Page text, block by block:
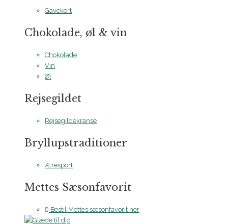
Gavekort
Chokolade, øl & vin
Chokolade
Vin
Øl
Rejsegildet
Rejsegildekranse
Bryllupstraditioner
Æresport
Mettes Sæsonfavorit
Bestil Mettes sæsonfavorit her